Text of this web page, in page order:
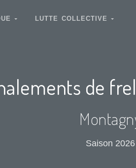
LUTTE COLLECTIVE
de
Saison 2026